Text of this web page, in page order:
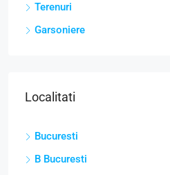
Terenuri
Garsoniere
Localitati
Bucuresti
B Bucuresti